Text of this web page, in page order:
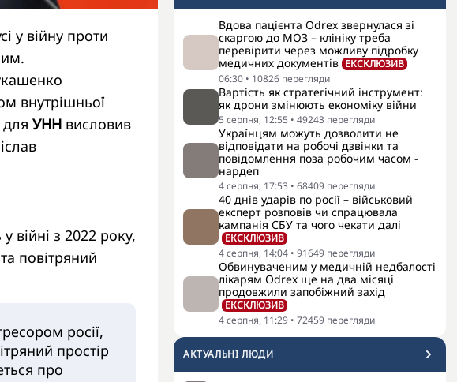
Вдова пацієнта Odrex звернулася зі
скаргою до МОЗ – клініку треба
перевірити через можливу підробку
медичних документів ЕКСКЛЮЗИВ
06:30 • 10826 перегляди
Вартість як стратегічний інструмент:
як дрони змінюють економіку війни
5 серпня, 12:55 • 49243 перегляди
Українцям можуть дозволити не
відповідати на робочі дзвінки та
повідомлення поза робочим часом -
нардеп
4 серпня, 17:53 • 68409 перегляди
40 днів ударів по росії – військовий
експерт розповів чи спрацювала
кампанія СБУ та чого чекати далі
ЕКСКЛЮЗИВ
4 серпня, 14:04 • 91649 перегляди
Обвинуваченим у медичній недбалості
лікарям Odrex ще на два місяці
продовжили запобіжний захід
ЕКСКЛЮЗИВ
4 серпня, 11:29 • 72459 перегляди
АКТУАЛЬНI ЛЮДИ
у війну проти
внутрішньої
для УНН висловив
війні з 2022 року,
повітряний
росії,
простір
про